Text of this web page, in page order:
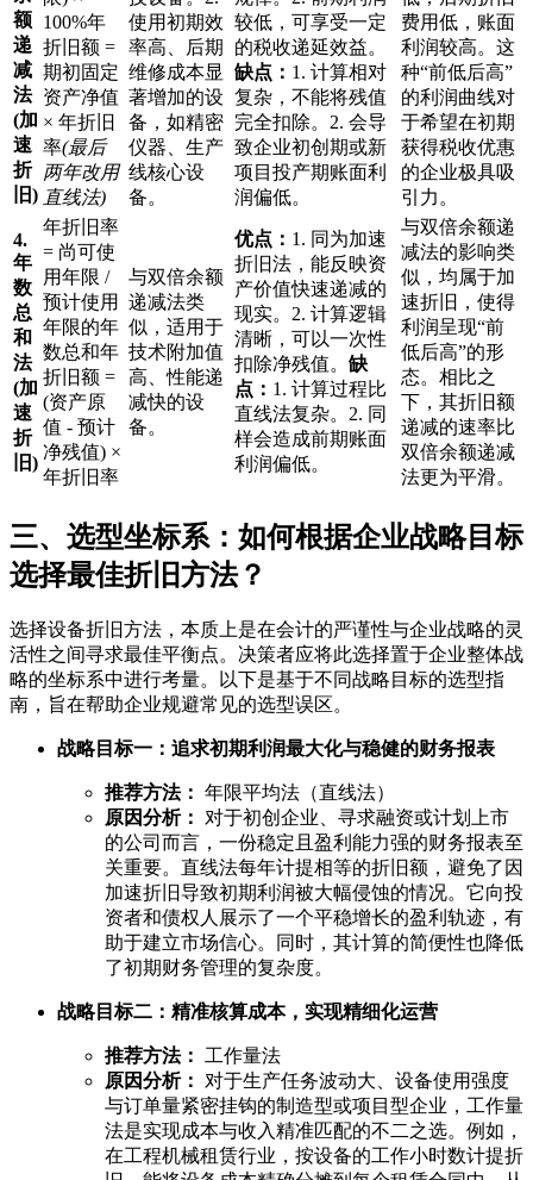
额
递
减
法
(加
速
折
旧)
100%年
折旧额 =
期初固定
资产净值
× 年折旧
率(最后
两年改用
直线法)
使用初期效
率高、后期
维修成本显
著增加的设
备，如精密
仪器、生产
线核心设
备。
较低，可享受一定
的税收递延效益。
缺点： 1. 计算相对
复杂，不能将残值
完全扣除。2. 会导
致企业初创期或新
项目投产期账面利
润偏低。
费用低，账面
利润较高。这
种“前低后高”
的利润曲线对
于希望在初期
获得税收优惠
的企业极具吸
引力。
4.
年
数
总
和
法
(加
速
折
旧)
年折旧率
= 尚可使
用年限 /
预计使用
年限的年
数总和年
折旧额 =
(资产原
值 - 预计
净残值) ×
年折旧率
与双倍余额
递减法类
似，适用于
技术附加值
高、性能递
减快的设
备。
优点： 1. 同为加速
折旧法，能反映资
产价值快速递减的
现实。2. 计算逻辑
清晰，可以一次性
扣除净残值。 缺
点： 1. 计算过程比
直线法复杂。2. 同
样会造成前期账面
利润偏低。
与双倍余额递
减法的影响类
似，均属于加
速折旧，使得
利润呈现“前
低后高”的形
态。相比之
下，其折旧额
递减的速率比
双倍余额递减
法更为平滑。
三、选型坐标系：如何根据企业战略目标
选择最佳折旧方法？
选择设备折旧方法，本质上是在会计的严谨性与企业战略的灵
活性之间寻求最佳平衡点。决策者应将此选择置于企业整体战
略的坐标系中进行考量。以下是基于不同战略目标的选型指
南，旨在帮助企业规避常见的选型误区。
战略目标一：追求初期利润最大化与稳健的财务报表
推荐方法： 年限平均法（直线法）
原因分析：
对于初创企业、寻求融资或计划上市
的公司而言，一份稳定且盈利能力强的财务报表至
关重要。直线法每年计提相等的折旧额，避免了因
加速折旧导致初期利润被大幅侵蚀的情况。它向投
资者和债权人展示了一个平稳增长的盈利轨迹，有
助于建立市场信心。同时，其计算的简便性也降低
了初期财务管理的复杂度。
战略目标二：精准核算成本，实现精细化运营
推荐方法：
工作量法
原因分析：
对于生产任务波动大、设备使用强度
与订单量紧密挂钩的制造型或项目型企业，工作量
法是实现成本与收入精准匹配的不二之选。例如，
在工程机械租赁行业，按设备的工作小时数计提折